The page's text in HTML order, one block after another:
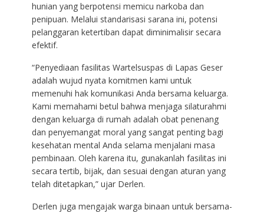
hunian yang berpotensi memicu narkoba dan
penipuan. Melalui standarisasi sarana ini, potensi
pelanggaran ketertiban dapat diminimalisir secara
efektif.
“Penyediaan fasilitas Wartelsuspas di Lapas Geser
adalah wujud nyata komitmen kami untuk
memenuhi hak komunikasi Anda bersama keluarga.
Kami memahami betul bahwa menjaga silaturahmi
dengan keluarga di rumah adalah obat penenang
dan penyemangat moral yang sangat penting bagi
kesehatan mental Anda selama menjalani masa
pembinaan. Oleh karena itu, gunakanlah fasilitas ini
secara tertib, bijak, dan sesuai dengan aturan yang
telah ditetapkan,” ujar Derlen.
Derlen juga mengajak warga binaan untuk bersama-